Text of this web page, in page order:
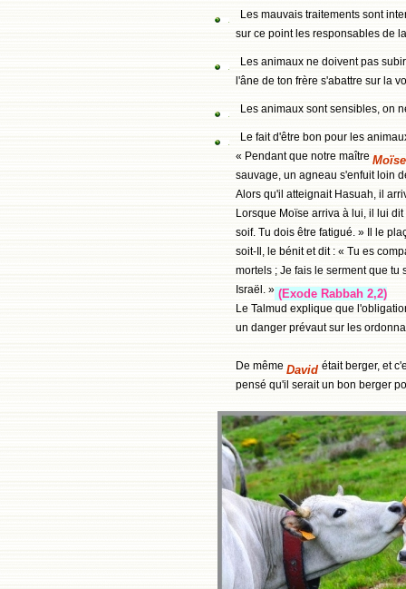
Les mauvais traitements sont
sur ce point les responsables de
Les animaux ne doivent pas
l'âne de ton frère s'abattre sur la
Les animaux sont sensibles, on
Le fait d'être bon pour les
« Pendant que notre maître
sauvage, un agneau s'enfuit loin
Alors qu'il atteignait Hasuah, il
Lorsque Moïse arriva à lui, il lui
soif. Tu dois être fatigué. » Il le
soit-Il, le bénit et dit : « Tu es
mortels ; Je fais le serment que
Israël. » (Exode Rabbah 2,2)
Le Talmud explique que
un danger prévaut sur les
De même David était berger, et
pensé qu'il serait un bon berger